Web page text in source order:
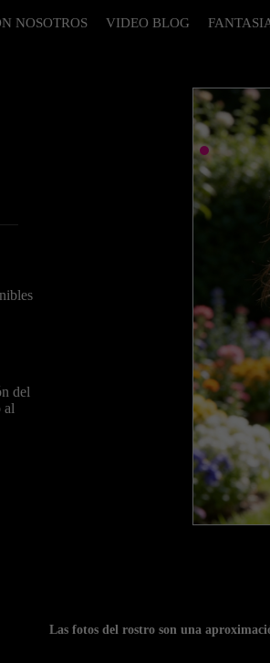
NOSOTROS VIDEO BLOG
del
al
Las fotos del rostro son una